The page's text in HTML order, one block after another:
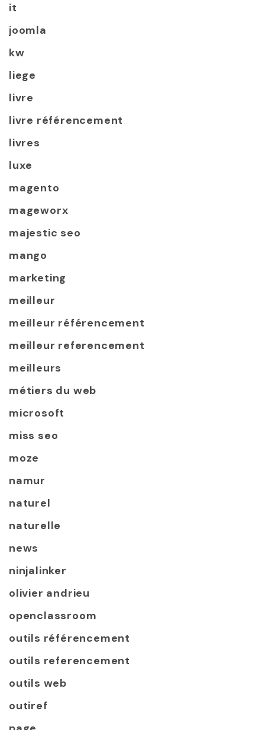
it
joomla
kw
liege
livre
livre référencement
livres
luxe
magento
mageworx
majestic seo
mango
marketing
meilleur
meilleur référencement
meilleur referencement
meilleurs
métiers du web
microsoft
miss seo
moze
namur
naturel
naturelle
news
ninjalinker
olivier andrieu
openclassroom
outils référencement
outils referencement
outils web
outiref